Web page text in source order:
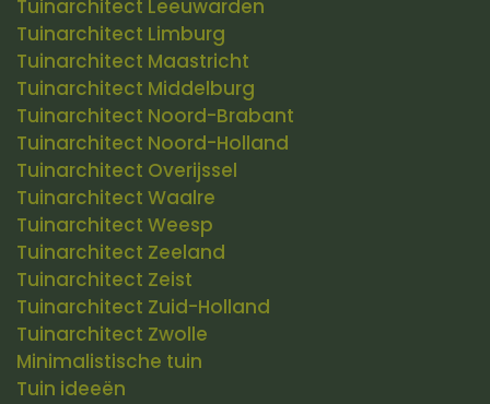
Tuinarchitect Leeuwarden
Tuinarchitect Limburg
Tuinarchitect Maastricht
Tuinarchitect Middelburg
Tuinarchitect Noord-Brabant
Tuinarchitect Noord-Holland
Tuinarchitect Overijssel
Tuinarchitect Waalre
Tuinarchitect Weesp
Tuinarchitect Zeeland
Tuinarchitect Zeist
Tuinarchitect Zuid-Holland
Tuinarchitect Zwolle
Minimalistische tuin
Tuin ideeën